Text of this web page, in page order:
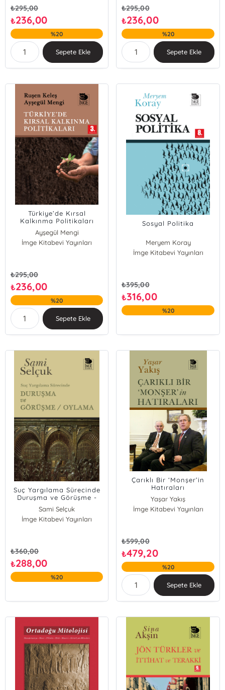
₺295,00
₺236,00
%20
Sepete Ekle
₺295,00
₺236,00
%20
Sepete Ekle
Türkiye’de Kırsal
Kalkınma Politikaları
Ayşegül Mengi
Ruşen Keleş
İmge Kitabevi Yayınları
₺295,00
₺236,00
%20
Sepete Ekle
Sosyal Politika
Meryem Koray
İmge Kitabevi Yayınları
₺395,00
₺316,00
%20
Suç Yargılama Sürecinde
Duruşma ve Görüşme -
Oylama
Sami Selçuk
İmge Kitabevi Yayınları
₺360,00
₺288,00
%20
Çarıklı Bir ‘Monşer’in
Hatıraları
Yaşar Yakış
İmge Kitabevi Yayınları
₺599,00
₺479,20
%20
Sepete Ekle